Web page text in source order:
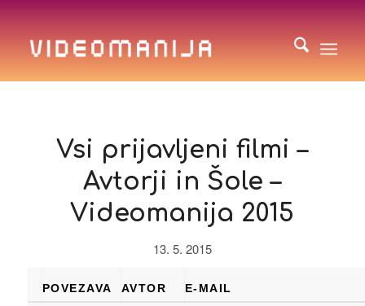
Vsi prijavljeni filmi –
Avtorji in Šole –
Videomanija 2015
13. 5. 2015
POVEZAVA AVTOR E-MAIL